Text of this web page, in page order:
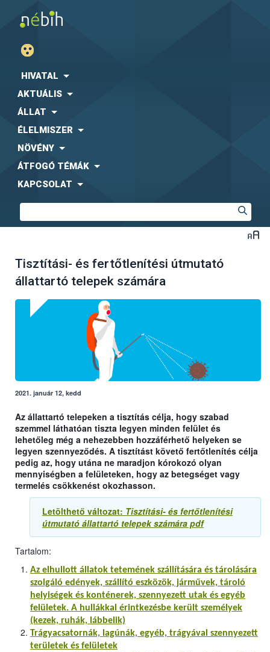
HIVATAL
AKTUÁLIS
ÁLLAT
ÉLELMISZER
NÖVÉNY
ÁTFOGÓ TÉMÁK
KAPCSOLAT
Tisztítási- és fertőtlenítési útmutató
állattartó telepek számára
2021. január 12, kedd
Az állattartó telepeken a tisztítás célja, hogy szabad
szemmel láthatóan tiszta legyen minden felület és
lehetőleg még a nehezebben hozzáférhető helyeken se
legyen szennyeződés. A tisztítást követő fertőtlenítés célja
pedig az, hogy utána ne maradjon kórokozó olyan
mennyiségben a felületeken, hogy az betegséget vagy
termelés csökkenést okozhasson.
Letölthető változat: Tisztítási- és fertőtlenítési
útmutató állattartó telepek számára pdf
Tartalom:
Az elhullott állatok tetemének szállítására és tárolására
szolgáló edények, szállító eszközök, járművek, tároló
helyiségek és konténerek, szennyezett utak és egyéb
felületek. A hullákkal érintkezésbe került személyek
(kezek, ruhák, lábbelik)
Trágyacsatornák, lagúnák, egyéb, trágyával szennyezett
területek és felületek